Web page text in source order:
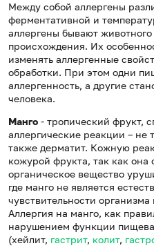
Между собой аллергены
ферментативной и
аллергены бывают животного
происхождения. Их
изменять аллергенные
обработки. При этом одни
аллергенность, а другие
человека.
Манго - тропический фрукт,
аллергические реакции – не
также дерматит. Кожную
кожурой фрукта, так как она
органическое вещество
где манго не является
чувствительности
Аллергия на манго, как
нарушением функции
(хейлит, гастрит, колит,